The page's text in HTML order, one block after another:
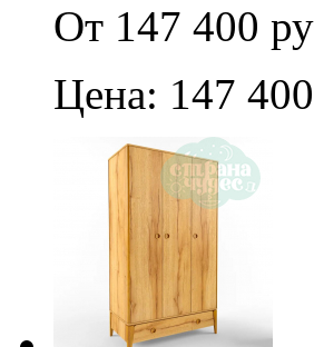
От 147 400
Цена: 147